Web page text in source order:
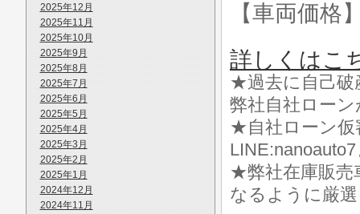
2025年12月
2025年11月
2025年10月
2025年9月
2025年8月
2025年7月
2025年6月
2025年5月
2025年4月
2025年3月
2025年2月
2025年1月
2024年12月
2024年11月
【車両価格
詳しくはこ
★過去に自己破
弊社自社ロー
★自社ローン仮
★弊社在庫販売
なるように厳